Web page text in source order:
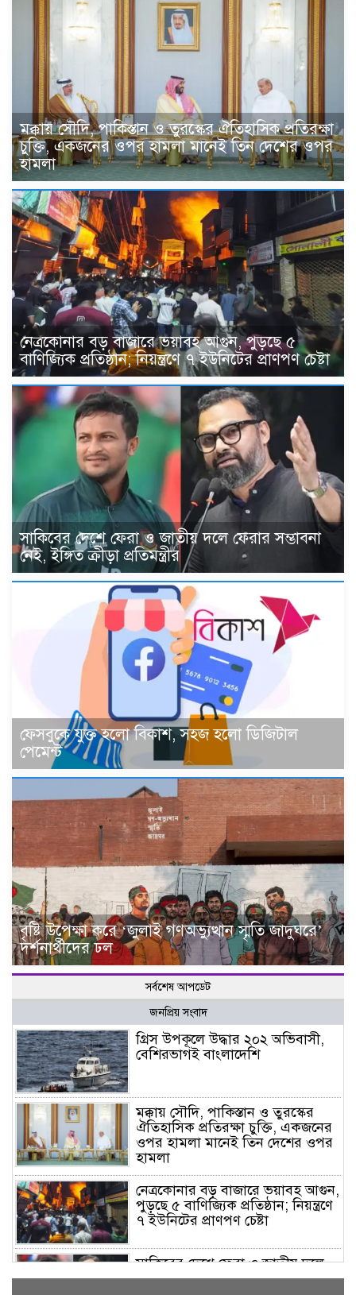
মক্কায় সৌদি, পাকিস্তান ও তুরস্কের ঐতিহাসিক প্রতিরক্ষা
চুক্তি, একজনের ওপর হামলা মানেই তিন দেশের ওপর
হামলা
নেত্রকোনার বড় বাজারে ভয়াবহ আগুন, পুড়ছে ৫
বাণিজ্যিক প্রতিষ্ঠান; নিয়ন্ত্রণে ৭ ইউনিটের প্রাণপণ চেষ্টা
সাকিবের দেশে ফেরা ও জাতীয় দলে ফেরার সম্ভাবনা
নেই, ইঙ্গিত ক্রীড়া প্রতিমন্ত্রীর
ফেসবুকে যুক্ত হলো বিকাশ, সহজ হলো ডিজিটাল
পেমেন্ট
বৃষ্টি উপেক্ষা করে ‘জুলাই গণঅভ্যুত্থান স্মৃতি জাদুঘরে’
দর্শনার্থীদের ঢল
সর্বশেষ আপডেট
জনপ্রিয় সংবাদ
গ্রিস উপকূলে উদ্ধার ২০২ অভিবাসী,
বেশিরভাগই বাংলাদেশি
মক্কায় সৌদি, পাকিস্তান ও তুরস্কের
ঐতিহাসিক প্রতিরক্ষা চুক্তি, একজনের
ওপর হামলা মানেই তিন দেশের ওপর
হামলা
নেত্রকোনার বড় বাজারে ভয়াবহ আগুন,
পুড়ছে ৫ বাণিজ্যিক প্রতিষ্ঠান; নিয়ন্ত্রণে
৭ ইউনিটের প্রাণপণ চেষ্টা
সাকিবের দেশে ফেরা ও জাতীয় দলে
ফেরার সম্ভাবনা নেই, ইঙ্গিত ক্রীড়া